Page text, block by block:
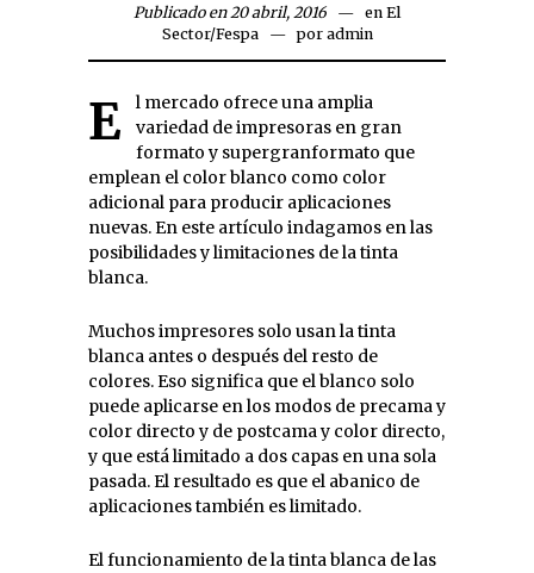
Publicado en 20 abril, 2016 en El
Sector/Fespa por admin
El mercado ofrece una amplia
variedad de impresoras en gran
formato y supergranformato que
emplean el color blanco como color
adicional para producir aplicaciones
nuevas. En este artículo indagamos en las
posibilidades y limitaciones de la tinta
blanca.
Muchos impresores solo usan la tinta
blanca antes o después del resto de
colores. Eso significa que el blanco solo
puede aplicarse en los modos de precama y
color directo y de postcama y color directo,
y que está limitado a dos capas en una sola
pasada. El resultado es que el abanico de
aplicaciones también es limitado.
El funcionamiento de la tinta blanca de las